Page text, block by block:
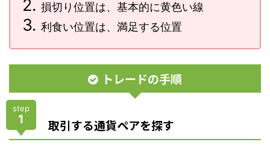
損切り位置は、基本的に黄色い線
利食い位置は、満足する位置
トレードの手順
step
1 取引する通貨ペアを探す